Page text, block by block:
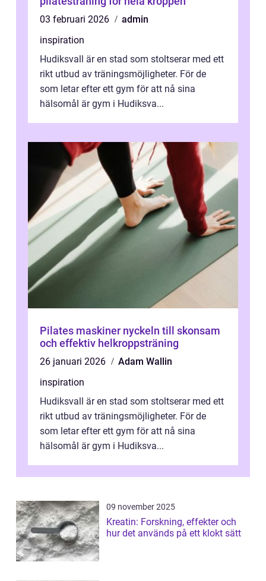
03 februari 2026
admin
inspiration
Hudiksvall är en stad som stoltserar med ett
rikt utbud av träningsmöjligheter. För de
som letar efter ett gym för att nå sina
hälsomål är gym i Hudiksva...
Pilates maskiner nyckeln till skonsam
och effektiv helkroppsträning
26 januari 2026
Adam Wallin
inspiration
Hudiksvall är en stad som stoltserar med ett
rikt utbud av träningsmöjligheter. För de
som letar efter ett gym för att nå sina
hälsomål är gym i Hudiksva...
09 november 2025
Kreatin: Forskning, effekter och
hur det används på ett klokt sätt